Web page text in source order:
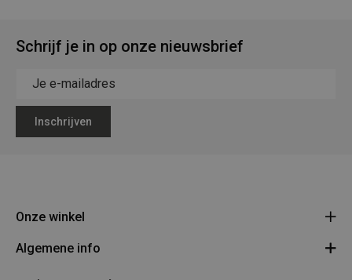
Schrijf je in op onze nieuwsbrief
Inschrijven
Onze winkel
Legerstock Teunissen
Algemene info